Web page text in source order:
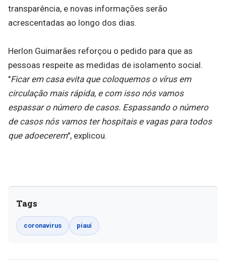
transparência, e novas informações serão
acrescentadas ao longo dos dias.
Herlon Guimarães reforçou o pedido para que as
pessoas respeite as medidas de isolamento social.
"Ficar em casa evita que coloquemos o vírus em
circulação mais rápida, e com isso nós vamos
espassar o número de casos. Espassando o número
de casos nós vamos ter hospitais e vagas para todos
que adoecerem", explicou.
Tags
coronavirus piauí